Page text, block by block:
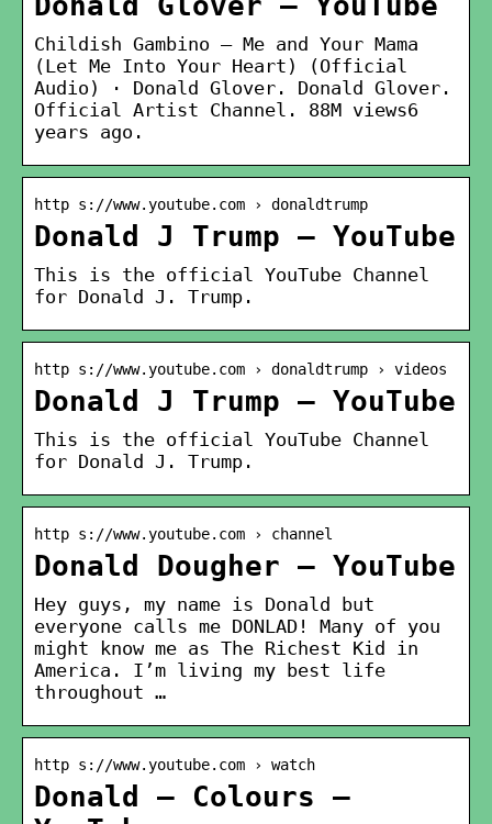
Childish Gambino – Me and Your Mama
(Let Me Into Your Heart) (Official
Audio) · Donald Glover. Donald Glover.
Official Artist Channel. 88M views6
years ago.
http s://www.youtube.com › donaldtrump
Donald J Trump – YouTube
This is the official YouTube Channel
for Donald J. Trump.
http s://www.youtube.com › donaldtrump › videos
Donald J Trump – YouTube
This is the official YouTube Channel
for Donald J. Trump.
http s://www.youtube.com › channel
Donald Dougher – YouTube
Hey guys, my name is Donald but
everyone calls me DONLAD! Many of you
might know me as The Richest Kid in
America. I’m living my best life
throughout …
http s://www.youtube.com › watch
Donald – Colours –